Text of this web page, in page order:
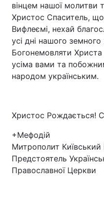
вінцем нашої молитви
Христос Спаситель,
Вифлеємі, нехай
усі дні нашого
Богонемовляти
усіма вами та
народом українським.
Христос Рождається!
+Мефодій
Митрополит Київський
Предстоятель
Православної Церкви